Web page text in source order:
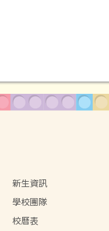
新生資訊
學校團隊
校曆表